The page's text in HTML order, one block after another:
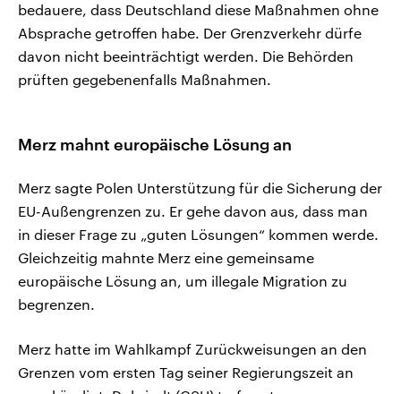
bedauere, dass Deutschland diese Maßnahmen ohne
Absprache getroffen habe. Der Grenzverkehr dürfe
davon nicht beeinträchtigt werden. Die Behörden
prüften gegebenenfalls Maßnahmen.
Merz mahnt europäische Lösung an
Merz sagte Polen Unterstützung für die Sicherung der
EU-Außengrenzen zu. Er gehe davon aus, dass man
in dieser Frage zu „guten Lösungen“ kommen werde.
Gleichzeitig mahnte Merz eine gemeinsame
europäische Lösung an, um illegale Migration zu
begrenzen.
Merz hatte im Wahlkampf Zurückweisungen an den
Grenzen vom ersten Tag seiner Regierungszeit an